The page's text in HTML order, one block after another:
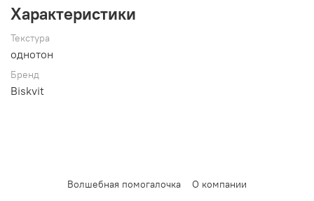
Характеристики
Текстура
однотон
Бренд
Biskvit
Волшебная помогалочка
О компании